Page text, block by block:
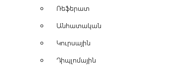
Ռեֆերատ
Անհատական
Կուրսային
Դիպլոմային